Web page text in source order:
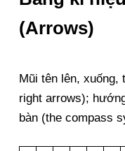
(Arrows)
Mũi tên lên, xuống,
right arrows);
bàn (the compass